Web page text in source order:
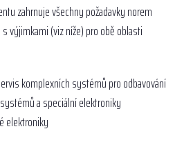
zahrnuje všechny požadavky norem
s výjimkami (viz níže) pro obě oblasti
komplexních systémů pro odbavování
a speciální elektroniky
elektroniky